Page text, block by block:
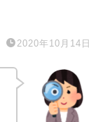
2020年10月14日